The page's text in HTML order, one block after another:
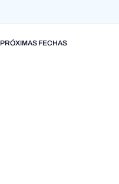
PRÓXIMAS FECHAS